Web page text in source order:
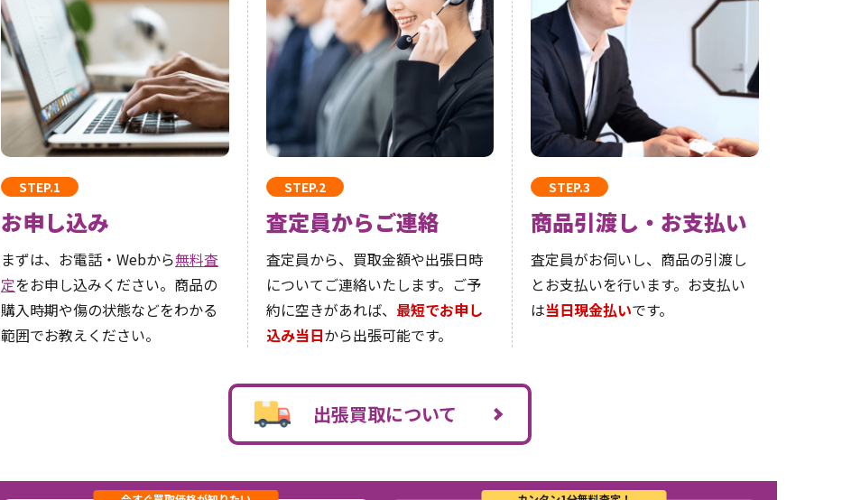
STEP.1
お申し込み
まずは、お電話・Webから無料査
定をお申し込みください。商品の
購入時期や傷の状態などをわかる
範囲でお教えください。
STEP.2
査定員からご連絡
査定員から、買取金額や出張日時
についてご連絡いたします。ご予
約に空きがあれば、 最短でお申し
込み当日から出張可能です。
STEP.3
商品引渡し・お支払い
査定員がお伺いし、商品の引渡し
とお支払いを行います。お支払い
は当日現金払いです。
出張買取について